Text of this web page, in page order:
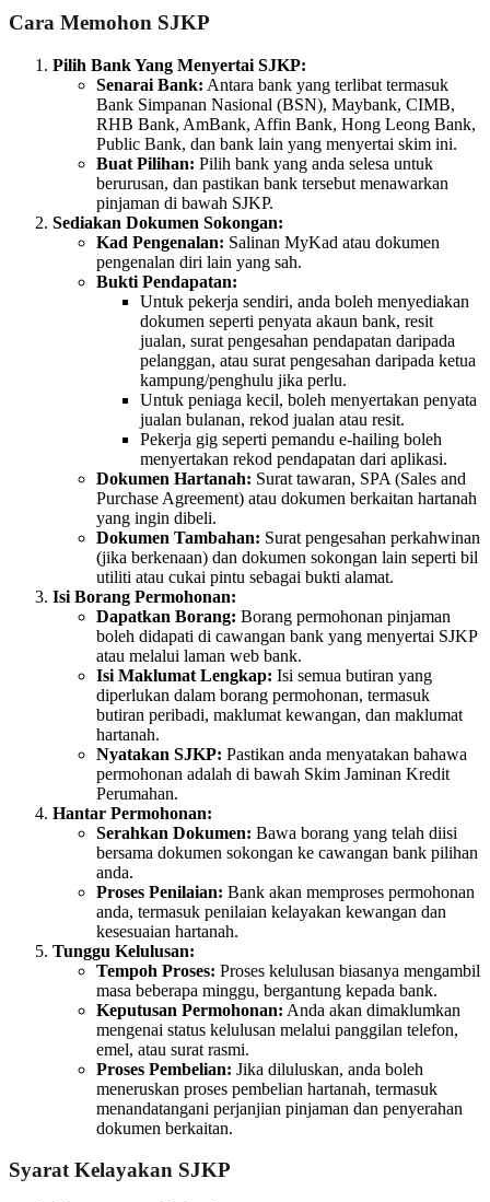
Cara Memohon SJKP
Pilih Bank Yang Menyertai SJKP:
Senarai Bank: Antara bank yang terlibat termasuk
Bank Simpanan Nasional (BSN), Maybank, CIMB,
RHB Bank, AmBank, Affin Bank, Hong Leong Bank,
Public Bank, dan bank lain yang menyertai skim ini.
Buat Pilihan: Pilih bank yang anda selesa untuk
berurusan, dan pastikan bank tersebut menawarkan
pinjaman di bawah SJKP.
Sediakan Dokumen Sokongan:
Kad Pengenalan: Salinan MyKad atau dokumen
pengenalan diri lain yang sah.
Bukti Pendapatan:
Untuk pekerja sendiri, anda boleh menyediakan
dokumen seperti penyata akaun bank, resit
jualan, surat pengesahan pendapatan daripada
pelanggan, atau surat pengesahan daripada ketua
kampung/penghulu jika perlu.
Untuk peniaga kecil, boleh menyertakan penyata
jualan bulanan, rekod jualan atau resit.
Pekerja gig seperti pemandu e-hailing boleh
menyertakan rekod pendapatan dari aplikasi.
Dokumen Hartanah: Surat tawaran, SPA (Sales and
Purchase Agreement) atau dokumen berkaitan hartanah
yang ingin dibeli.
Dokumen Tambahan: Surat pengesahan perkahwinan
(jika berkenaan) dan dokumen sokongan lain seperti bil
utiliti atau cukai pintu sebagai bukti alamat.
Isi Borang Permohonan:
Dapatkan Borang: Borang permohonan pinjaman
boleh didapati di cawangan bank yang menyertai SJKP
atau melalui laman web bank.
Isi Maklumat Lengkap: Isi semua butiran yang
diperlukan dalam borang permohonan, termasuk
butiran peribadi, maklumat kewangan, dan maklumat
hartanah.
Nyatakan SJKP: Pastikan anda menyatakan bahawa
permohonan adalah di bawah Skim Jaminan Kredit
Perumahan.
Hantar Permohonan:
Serahkan Dokumen: Bawa borang yang telah diisi
bersama dokumen sokongan ke cawangan bank pilihan
anda.
Proses Penilaian: Bank akan memproses permohonan
anda, termasuk penilaian kelayakan kewangan dan
kesesuaian hartanah.
Tunggu Kelulusan:
Tempoh Proses: Proses kelulusan biasanya mengambil
masa beberapa minggu, bergantung kepada bank.
Keputusan Permohonan: Anda akan dimaklumkan
mengenai status kelulusan melalui panggilan telefon,
emel, atau surat rasmi.
Proses Pembelian: Jika diluluskan, anda boleh
meneruskan proses pembelian hartanah, termasuk
menandatangani perjanjian pinjaman dan penyerahan
dokumen berkaitan.
Syarat Kelayakan SJKP